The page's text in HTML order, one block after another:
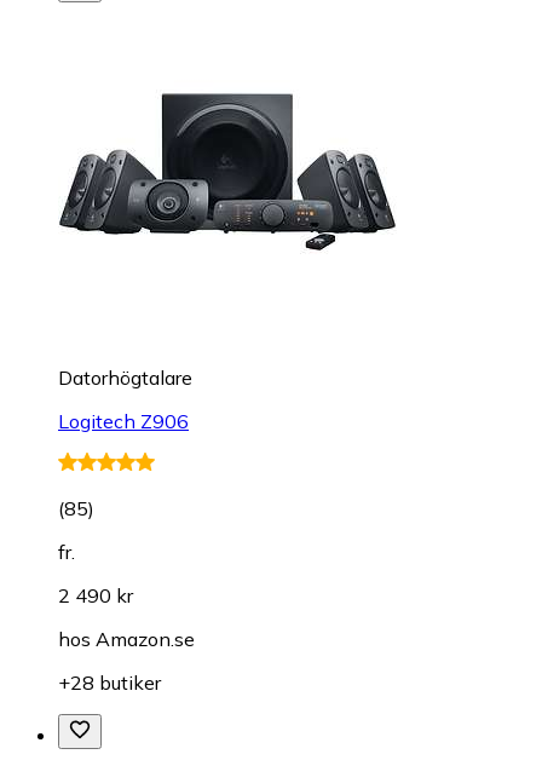
Datorhögtalare
Logitech Z906
(85)
fr.
2 490 kr
hos Amazon.se
+28 butiker